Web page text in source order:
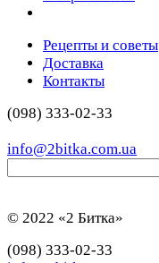
Рецепты и советы
Доставка
Контакты
(098) 333-02-33
info@2bitka.com.ua
© 2022 «2 Битка»
(098) 333-02-33